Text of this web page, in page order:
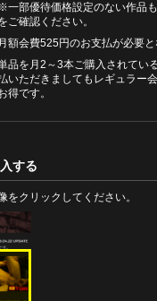
一部優待価格設定のない作品
ご確認ください。
月額会費525円のお支払が必要と
品を月2～3本ご購入されてい
いただきましてもレギュラー
得です。
する
をクリックしてください。